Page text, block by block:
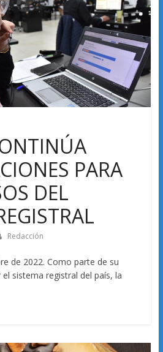
PARA
DEL
Redacción
de 2022. Como parte de su
sistema registral del país, la